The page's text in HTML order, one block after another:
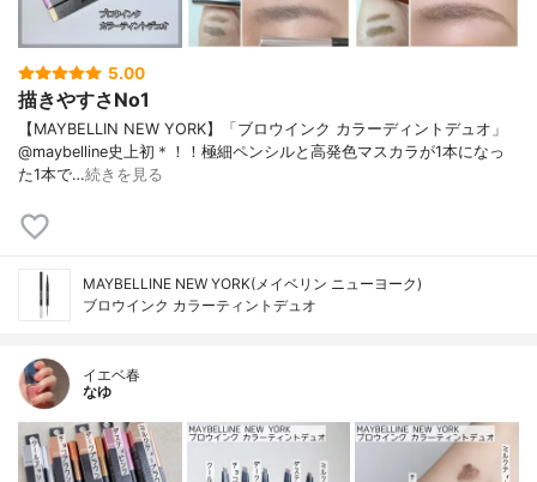
5.00
描きやすさNo1
【MAYBELLIN NEW YORK】「ブロウインク カラーディントデュオ」
@maybelline史上初＊！！極細ペンシルと高発色マスカラが1本になっ
た1本で…続きを見る
MAYBELLINE NEW YORK(メイベリン ニューヨーク)
ブロウインク カラーティントデュオ
イエベ春
なゆ